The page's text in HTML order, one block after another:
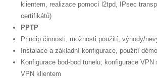
klientem, realizace pomocí l2tpd, IPsec
certifikátů)
PPTP
Princip činnosti, možnosti použití, výhody/
Instalace a základní konfigurace, použití
Konfigurace bod-bod tunelu; konfigurace
VPN klientem